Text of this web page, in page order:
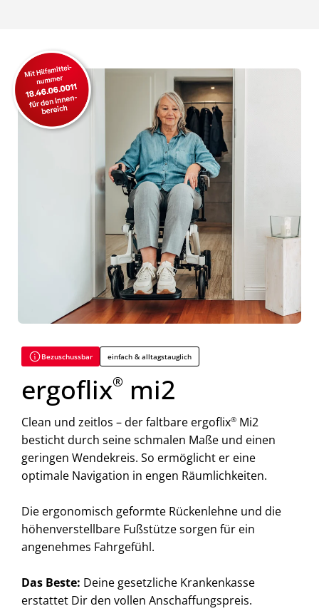
Bezuschussbar einfach & alltagstauglich
ergoflix® mi2
Clean und zeitlos – der faltbare ergoflix® Mi2
besticht durch seine schmalen Maße und einen
geringen Wendekreis. So ermöglicht er eine
optimale Navigation in engen Räumlichkeiten.
Die ergonomisch geformte Rückenlehne und die
höhenverstellbare Fußstütze sorgen für ein
angenehmes Fahrgefühl.
Das Beste: Deine gesetzliche Krankenkasse
erstattet Dir den vollen Anschaffungspreis.